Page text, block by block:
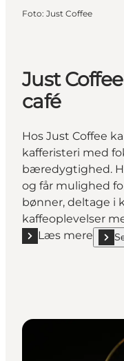
Foto: Just Coffee
Just
café
Hos Just Coffee
kafferisteri med
bæredygtighed.
og får mulighed
bønner, deltage i
kaffeoplevelser
Læs mere
Læs mere "Just